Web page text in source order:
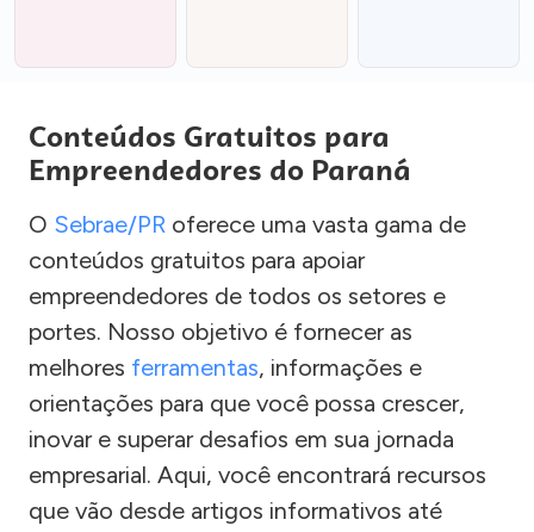
Conteúdos Gratuitos para
Empreendedores do Paraná
O Sebrae/PR oferece uma vasta gama de
conteúdos gratuitos para apoiar
empreendedores de todos os setores e
portes. Nosso objetivo é fornecer as
melhores ferramentas, informações e
orientações para que você possa crescer,
inovar e superar desafios em sua jornada
empresarial. Aqui, você encontrará recursos
que vão desde artigos informativos até